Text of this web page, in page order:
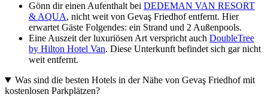
Gönn dir einen Aufenthalt bei DEDEMAN VAN RESORT
& AQUA, nicht weit von Gevaş Friedhof entfernt. Hier
erwartet Gäste Folgendes: ein Strand und 2 Außenpools.
Eine Auszeit der luxuriösen Art verspricht auch DoubleTree
by Hilton Hotel Van. Diese Unterkunft befindet sich gar nicht
weit entfernt.
Was sind die besten Hotels in der Nähe von Gevaş Friedhof mit
kostenlosen Parkplätzen?